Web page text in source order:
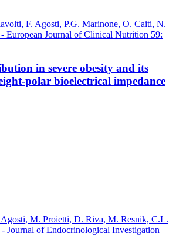
F. Agosti, P.G. Marinone, O. Caiti, N.
European Journal of Clinical Nutrition 59:
in severe obesity and its
polar bioelectrical impedance
M. Proietti, D. Riva, M. Resnik, C.L.
Journal of Endocrinological Investigation